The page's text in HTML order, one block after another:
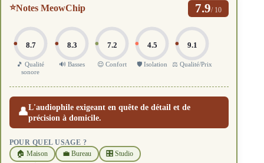
⭐Notes MeowChip 7.9/ 10
8.7
🎵 Qualité
sonore
8.3
🔊 Basses
7.2
😌 Confort
4.5
🛡️ Isolation
9.1
⚖️ Qualité/Prix
👤L'audiophile exigeant en quête de détail et de
précision à domicile.
POUR QUEL USAGE ?
🏠 Maison 💼 Bureau 🎛️ Studio